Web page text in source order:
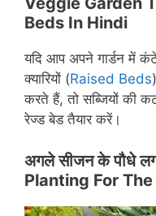
Beds In Hindi
यदि आप अपने गार्डन में
क्यारियों (Raised Beds
करते हैं, तो सब्जियों की
रेज्ड बेड तैयार करें।
अगले सीजन केपौधे
Planting For